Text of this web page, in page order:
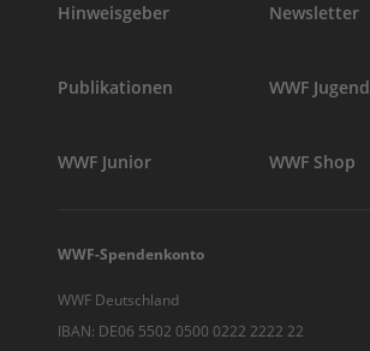
Hinweisgeber Newsletter
Publikationen WWF Jugend
WWF Junior WWF Shop
WWF-Spendenkonto
WWF Deutschland
IBAN: DE06 5502 0500 0222 2222 22